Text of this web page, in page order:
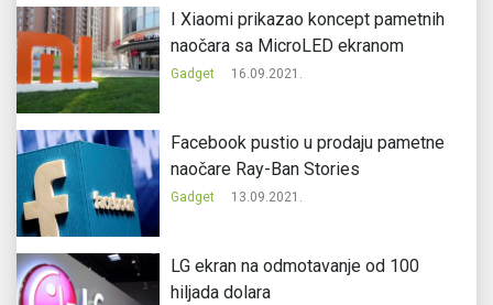
I Xiaomi prikazao koncept pametnih
naočara sa MicroLED ekranom
Gadget 16.09.2021.
Facebook pustio u prodaju pametne
naočare Ray-Ban Stories
Gadget 13.09.2021.
LG ekran na odmotavanje od 100
hiljada dolara